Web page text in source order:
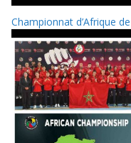
Championnat d’Afrique